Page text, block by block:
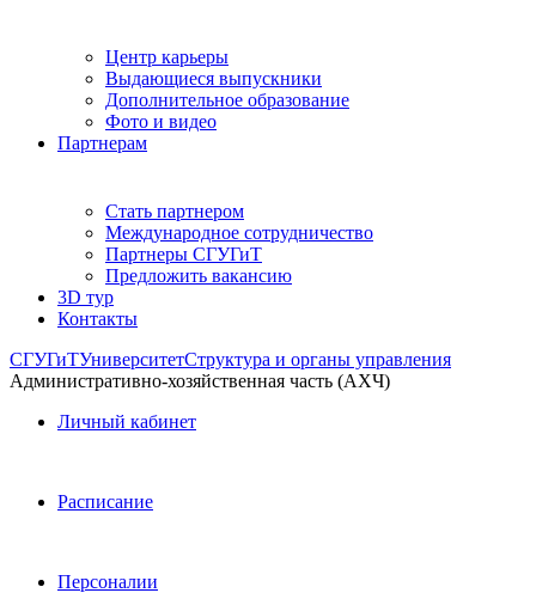
Центр карьеры
Выдающиеся выпускники
Дополнительное образование
Фото и видео
Партнерам
Стать партнером
Международное сотрудничество
Партнеры СГУГиТ
Предложить вакансию
3D тур
Контакты
СГУГиТУниверситетСтруктура и органы управления
Административно-хозяйственная часть (АХЧ)
Личный кабинет
Расписание
Персоналии